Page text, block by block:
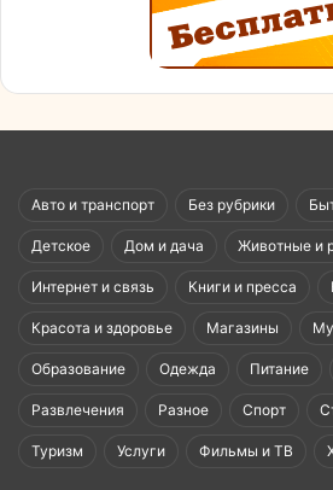
Авто и транспорт Без рубрики
Детское Дом и дача Животные и
Интернет и связь Книги и пресса
Красота и здоровье Магазины
Образование Одежда Питание
Развлечения Разное Спорт
Туризм Услуги Фильмы и ТВ